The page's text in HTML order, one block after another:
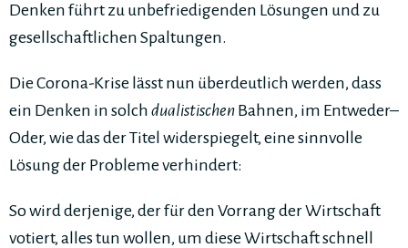
Denken führt zu unbefriedigenden Lösungen und zu
gesellschaftlichen Spaltungen.
Die Corona-Krise lässt nun überdeutlich werden, dass
ein Denken in solch dualistischen Bahnen, im Entweder–
Oder, wie das der Titel widerspiegelt, eine sinnvolle
Lösung der Probleme verhindert:
So wird derjenige, der für den Vorrang der Wirtschaft
votiert, alles tun wollen, um diese Wirtschaft schnell